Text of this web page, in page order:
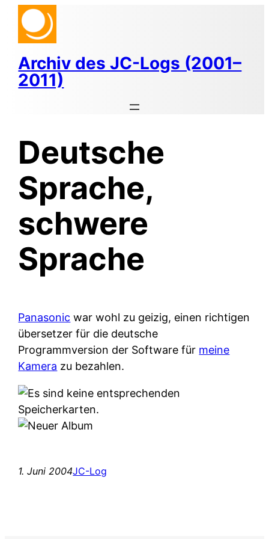
Zum
Inhalt
springen
Archiv des JC-Logs (2001–
2011)
Deutsche
Sprache,
schwere
Sprache
Panasonic war wohl zu geizig, einen richtigen
übersetzer für die deutsche
Programmversion der Software für meine
Kamera zu bezahlen.
1. Juni 2004JC-Log